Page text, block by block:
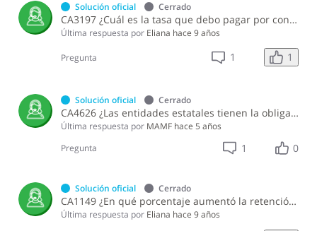
Solución oficial Cerrado
CA3197 ¿Cuál es la tasa que debo pagar por concepto del Impuesto Sustitutivo Sobre Retribuciones Complementarias?
Última respuesta por Eliana hace 9 años
Pregunta 1 1
Solución oficial Cerrado
CA4626 ¿Las entidades estatales tienen la obligación de presentar y pagar el Impuesto Sustitutivo sobre Retribuciones Complementarias?
Última respuesta por MAMF hace 5 años
Pregunta
1 0
Solución oficial Cerrado
CA1149 ¿En qué porcentaje aumentó la retención aplicable a los premios o ganancias obtenidas en máquinas tragamonedas en el 2012?
Última respuesta por Eliana hace 9 años